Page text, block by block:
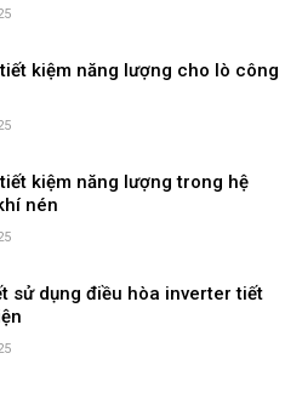
kiệm năng lượng cho lò công
kiệm năng lượng trong hệ
nén
sử dụng điều hòa inverter tiết